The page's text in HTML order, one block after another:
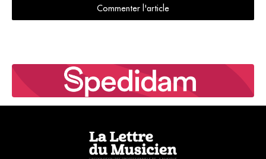
Commenter l'article